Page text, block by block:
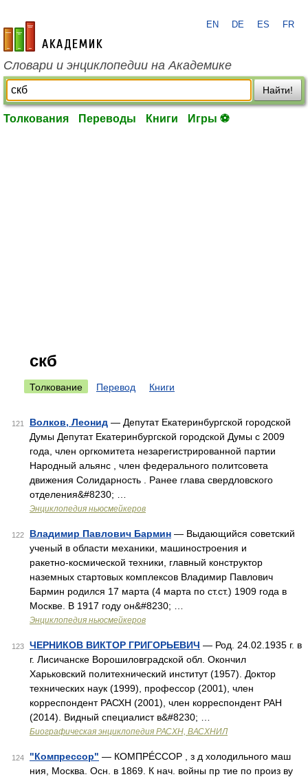
academic.ru
EN DE ES FR
Словари и энциклопедии на Академике
Найти!
Толкования Переводы Книги Игры ⚽
скб
Толкование Перевод Книги
121 Волков, Леонид — Депутат Екатеринбургской городской
Думы Депутат Екатеринбургской городской Думы с 2009
года, член оргкомитета незарегистрированной партии
Народный альянс , член федерального политсовета
движения Солидарность . Ранее глава свердловского
отделения&#8230; …
Энциклопедия ньюсмейкеров
122 Владимир Павлович Бармин — Выдающийся советский
ученый в области механики, машиностроения и
ракетно‑космической техники, главный конструктор
наземных стартовых комплексов Владимир Павлович
Бармин родился 17 марта (4 марта по ст.ст.) 1909 года в
Москве. В 1917 году он&#8230; …
Энциклопедия ньюсмейкеров
123 ЧЕРНИКОВ ВИКТОР ГРИГОРЬЕВИЧ — Род. 24.02.1935 г. в
г. Лисичанске Ворошиловградской обл. Окончил
Харьковский политехнический институт (1957). Доктор
технических наук (1999), профессор (2001), член
корреспондент РАСХН (2001), член корреспондент РАН
(2014). Видный специалист в&#8230; …
Биографическая энциклопедия РАСХН, ВАСХНИЛ
124 "Компрессор" — КОМПРÉССОР , з д холодильного маш
ния, Москва. Осн. в 1869. К нач. войны пр тие по произ ву